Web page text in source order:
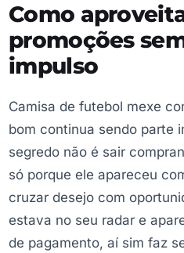
Como
promoções
impulso
Camisa de futebol mexe
bom continua sendo parte
segredo não é sair
só porque ele apareceu
cruzar desejo com
estava no seu radar e
de pagamento, aí sim faz